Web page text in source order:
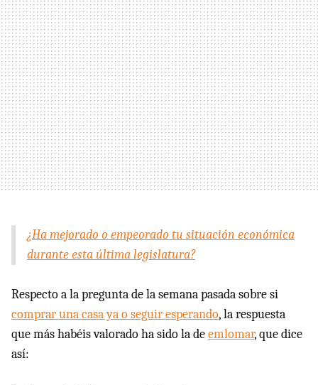
¿Ha mejorado o empeorado tu situación económica
durante esta última legislatura?
Respecto a la pregunta de la semana pasada sobre si
comprar una casa ya o seguir esperando, la respuesta
que más habéis valorado ha sido la deemlomar, que dice
así: